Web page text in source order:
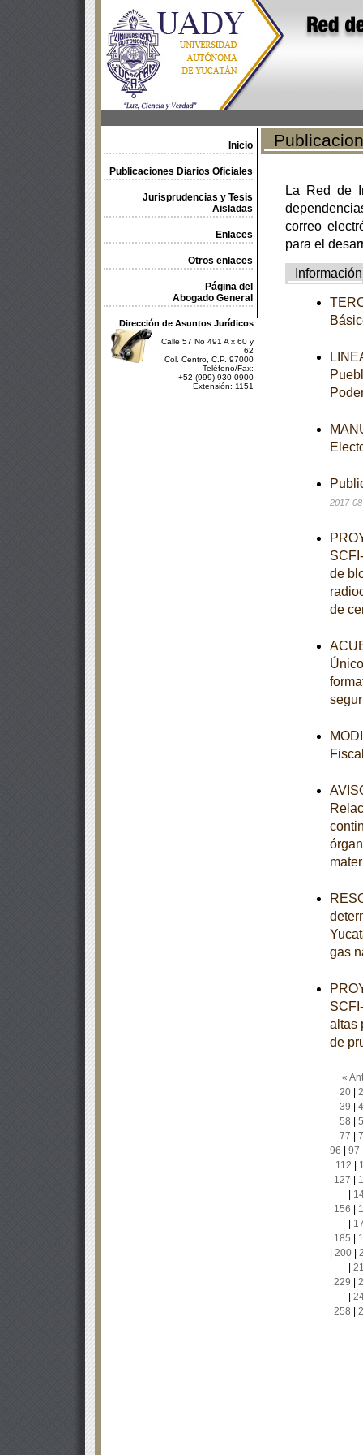
Inicio
Publicaciones Diarios Oficiales
Jurisprudencias y Tesis
Aisladas
Enlaces
Otros enlaces
Página del
Abogado General
Dirección de Asuntos Jurídicos
Calle 57 No 491 A x 60 y
62
Col. Centro, C.P. 97000
Teléfono/Fax:
+52 (999) 930-0900
Extensión: 1151
La Red de
correo
para el
Información
2017-
de
de
gas
altas
de
«
20|
39
58
77
96
97
112
127
156
185
200|
229
258